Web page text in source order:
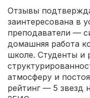
Отзывы
заинтересована в
преподаватели —
домашняя работа
школе. Студенты и
атмосферу и
рейтинг — 5 звезд